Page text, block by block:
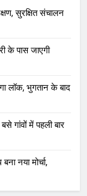
सुरक्षित संचालन
के पास जाएगी
लॉक, भुगतान के बाद
गांवों में पहली बार
नया मोर्चा,